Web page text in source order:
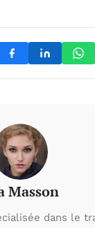
Masson
dans le